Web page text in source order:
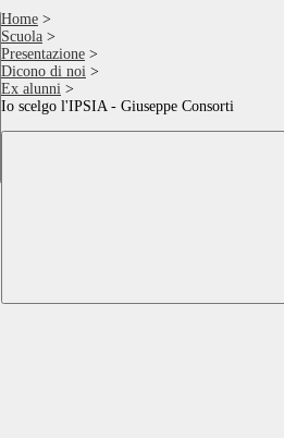
Home >
Scuola >
Presentazione >
Dicono di noi >
Ex alunni >
Io scelgo l'IPSIA - Giuseppe Consorti